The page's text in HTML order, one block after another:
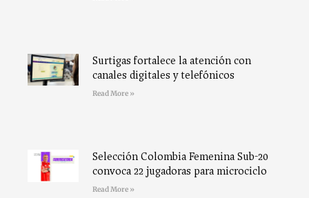
Surtigas fortalece la atención con
canales digitales y telefónicos
Read More »
Selección Colombia Femenina Sub-20
convoca 22 jugadoras para microciclo
Read More »